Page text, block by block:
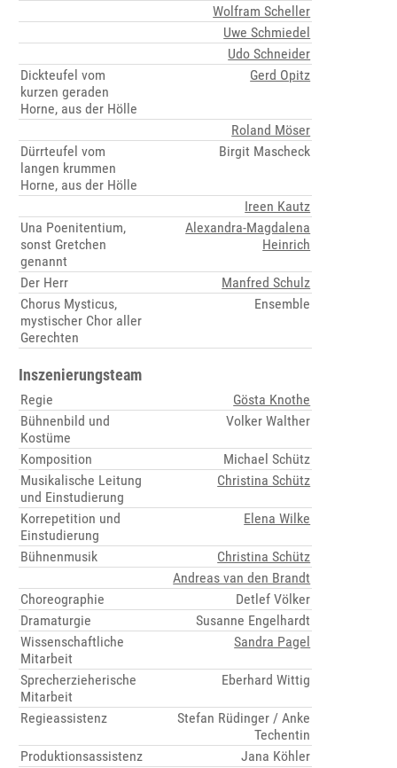
Wolfram Scheller
Uwe Schmiedel
Udo Schneider
Dickteufel vom
kurzen geraden
Horne, aus der Hölle
Gerd Opitz
Roland Möser
Dürrteufel vom
langen krummen
Horne, aus der Hölle
Birgit Mascheck
Ireen Kautz
Una Poenitentium,
sonst Gretchen
genannt
Alexandra-Magdalena
Heinrich
Der Herr
Manfred Schulz
Chorus Mysticus,
mystischer Chor aller
Gerechten
Ensemble
Inszenierungsteam
Regie
Gösta Knothe
Bühnenbild und
Kostüme
Volker Walther
Komposition
Michael Schütz
Musikalische Leitung
und Einstudierung
Christina Schütz
Korrepetition und
Einstudierung
Elena Wilke
Bühnenmusik
Christina Schütz
Andreas van den Brandt
Choreographie
Detlef Völker
Dramaturgie
Susanne Engelhardt
Wissenschaftliche
Mitarbeit
Sandra Pagel
Sprecherzieherische
Mitarbeit
Eberhard Wittig
Regieassistenz
Stefan Rüdinger / Anke
Techentin
Produktionsassistenz
Jana Köhler